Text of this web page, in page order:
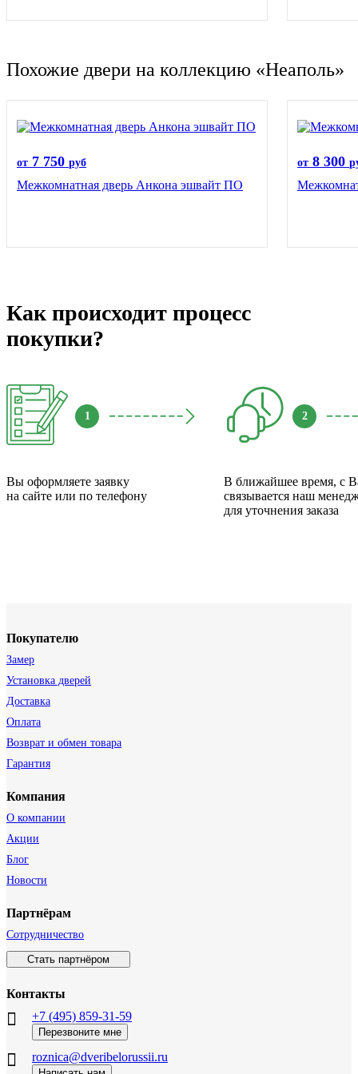
Похожие двери на коллекцию «Неаполь»
от 7 750 руб
Межкомнатная дверь Анкона эшвайт ПО
от 8 300
Как происходит процесс
покупки?
1
Вы оформляете заявку
на сайте или по телефону
2
В ближайшее время, с
связывается наш
для уточнения заказа
Покупателю
Замер
Установка дверей
Доставка
Оплата
Возврат и обмен товара
Гарантия
Компания
О компании
Акции
Блог
Новости
Партнёрам
Сотрудничество
Стать партнёром
Контакты
+7 (495) 859-31-59
Перезвоните мне
roznica@dveribelorussii.ru